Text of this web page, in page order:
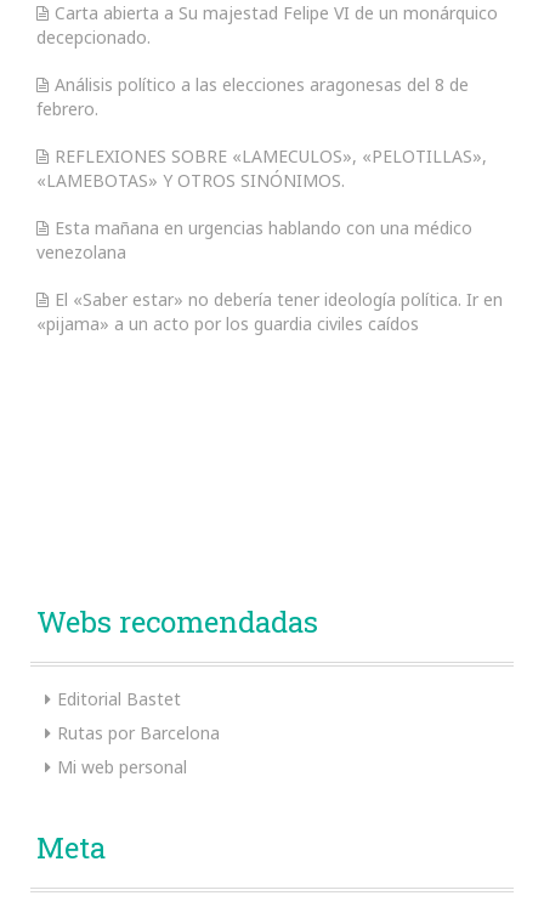
Carta abierta a Su majestad Felipe VI de un monárquico
decepcionado.
Análisis político a las elecciones aragonesas del 8 de
febrero.
REFLEXIONES SOBRE «LAMECULOS», «PELOTILLAS»,
«LAMEBOTAS» Y OTROS SINÓNIMOS.
Esta mañana en urgencias hablando con una médico
venezolana
El «Saber estar» no debería tener ideología política. Ir en
«pijama» a un acto por los guardia civiles caídos
Webs recomendadas
Editorial Bastet
Rutas por Barcelona
Mi web personal
Meta